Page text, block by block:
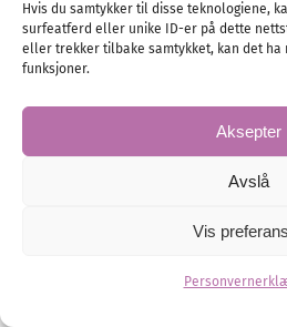
Hvis du samtykker til disse teknologiene,
surfeatferd eller unike ID-er på dette
eller trekker tilbake samtykket, kan det ha
funksjoner.
Aksepter
Avslå
Vis
Brudgom Herremote